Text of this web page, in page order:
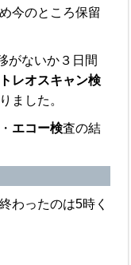
今のところ保留
がないか３日間
レオスキャン検
ました。
・ エコー検査の結
わったのは5時く